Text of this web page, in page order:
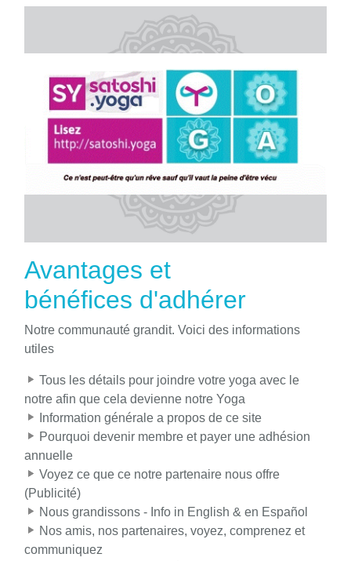
Avantages et
bénéfices d'adhérer
Notre communauté grandit. Voici des informations
utiles
Tous les détails pour joindre votre yoga avec le
notre afin que cela devienne notre Yoga
Information générale a propos de ce site
Pourquoi devenir membre et payer une adhésion
annuelle
Voyez ce que ce notre partenaire nous offre
(Publicité)
Nous grandissons - Info in English & en Español
Nos amis, nos partenaires, voyez, comprenez et
communiquez